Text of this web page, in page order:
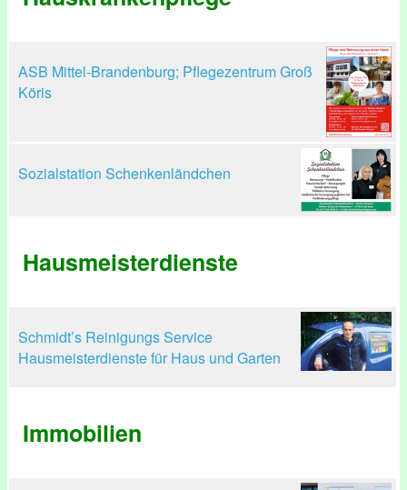
ASB Mittel-Brandenburg; Pflegezentrum Groß
Köris
Sozialstation Schenkenländchen
Hausmeisterdienste
Schmidt’s Reinigungs Service
Hausmeisterdienste für Haus und Garten
Immobilien